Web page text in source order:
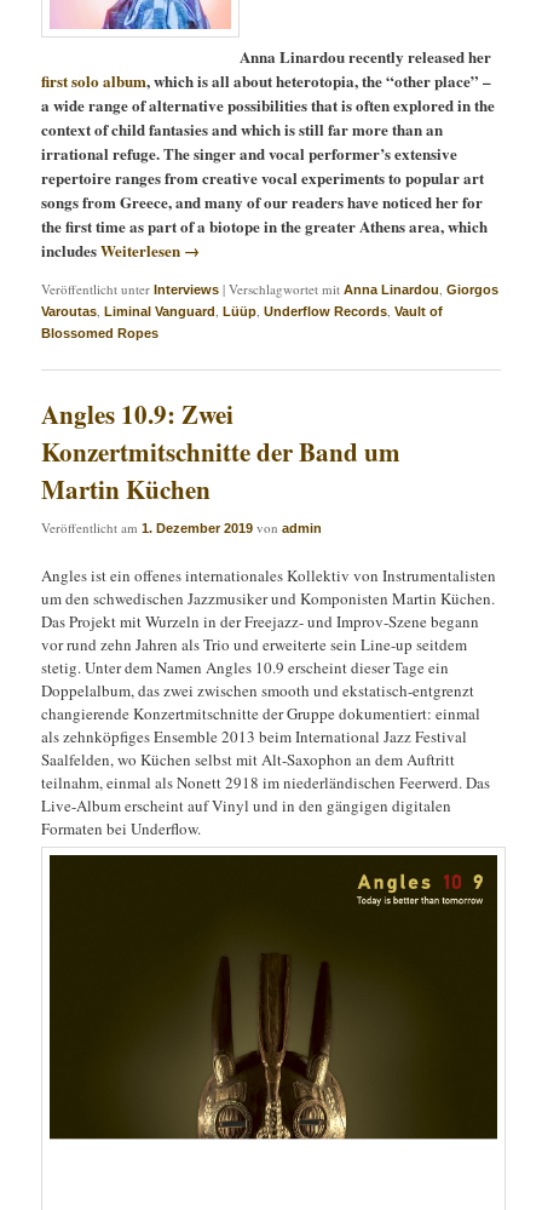
Anna Linardou recently released her
first solo album, which is all about heterotopia, the “other place” –
a wide range of alternative possibilities that is often explored in the
context of child fantasies and which is still far more than an
irrational refuge. The singer and vocal performer’s extensive
repertoire ranges from creative vocal experiments to popular art
songs from Greece, and many of our readers have noticed her for
the first time as part of a biotope in the greater Athens area, which
includesWeiterlesen →
Veröffentlicht unter Interviews |Verschlagwortet mit Anna Linardou,Giorgos
Varoutas,Liminal Vanguard,Lüüp,Underflow Records,Vault of
Blossomed Ropes
Angles 10.9: Zwei
Konzertmitschnitte der Band um
Martin Küchen
Veröffentlicht am1. Dezember 2019 vonadmin
Angles ist ein offenes internationales Kollektiv von Instrumentalisten
um den schwedischen Jazzmusiker und Komponisten Martin Küchen.
Das Projekt mit Wurzeln in der Freejazz- und Improv-Szene begann
vor rund zehn Jahren als Trio und erweiterte sein Line-up seitdem
stetig. Unter dem Namen Angles 10.9 erscheint dieser Tage ein
Doppelalbum, das zwei zwischen smooth und ekstatisch-entgrenzt
changierende Konzertmitschnitte der Gruppe dokumentiert: einmal
als zehnköpfiges Ensemble 2013 beim International Jazz Festival
Saalfelden, wo Küchen selbst mit Alt-Saxophon an dem Auftritt
teilnahm, einmal als Nonett 2918 im niederländischen Feerwerd. Das
Live-Album erscheint auf Vinyl und in den gängigen digitalen
Formaten bei Underflow.